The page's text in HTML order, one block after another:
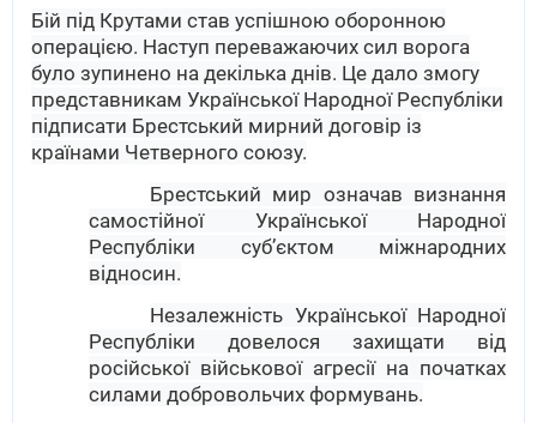
Бій під Крутами став успішною оборонною
операцією. Наступ переважаючих сил ворога
було зупинено на декілька днів. Це дало змогу
представникам Української Народної Республіки
підписати Брестський мирний договір із
країнами Четверного союзу.
Брестський мир означав визнання
самостійної Української Народної
Республіки суб’єктом міжнародних
відносин.
Незалежність Української Народної
Республіки довелося захищати від
російської військової агресії на початках
силами добровольчих формувань.